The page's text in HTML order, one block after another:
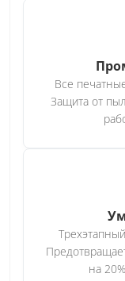
Все
Защита от
на